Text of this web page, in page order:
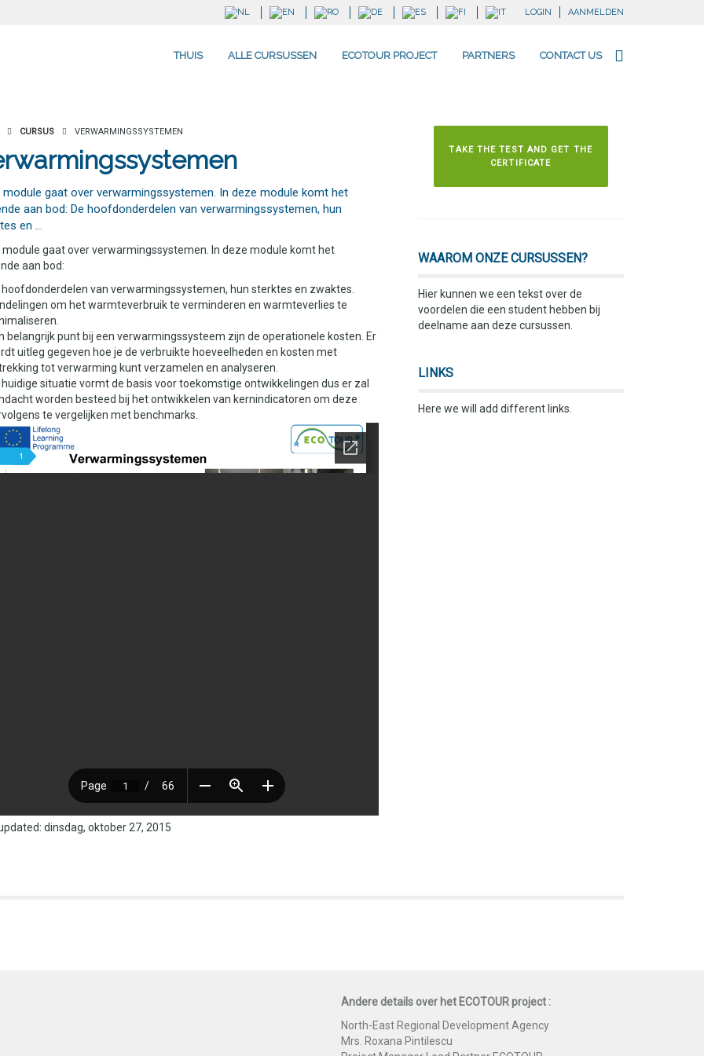
LOGIN AANMELDEN
THUIS ALLE CURSUSSEN ECOTOUR PROJECT PARTNERS CONTACT US
CURSUS VERWARMINGSSYSTEMEN
module gaat over verwarmingssystemen. In deze module komt het
aan bod: De hoofdonderdelen van verwarmingssystemen, hun
en …
module gaat over verwarmingssystemen. In deze module komt het
aan bod:
hoofdonderdelen van verwarmingssystemen, hun sterktes en zwaktes.
om het warmteverbruik te verminderen en warmteverlies te
belangrijk punt bij een verwarmingssysteem zijn de operationele kosten. Er
uitleg gegeven hoe je de verbruikte hoeveelheden en kosten met
tot verwarming kunt verzamelen en analyseren.
huidige situatie vormt de basis voor toekomstige ontwikkelingen dus er zal
worden besteed bij het ontwikkelen van kernindicatoren om deze
te vergelijken met benchmarks.
updated: dinsdag, oktober 27, 2015
TAKE THE TEST AND GET THE
CERTIFICATE
WAAROM ONZE CURSUSSEN?
Hier kunnen we een tekst over de
voordelen die een student hebben bij
deelname aan deze cursussen.
LINKS
Here we will add different links.
Andere details over het ECOTOUR project :
North-East Regional Development Agency
Mrs. Roxana Pintilescu